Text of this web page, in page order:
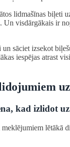
lidmašīnas biļeti
Un visdārgākais ir
sāciet izsekot
iespējas atrast
kad izlidot
lētākā